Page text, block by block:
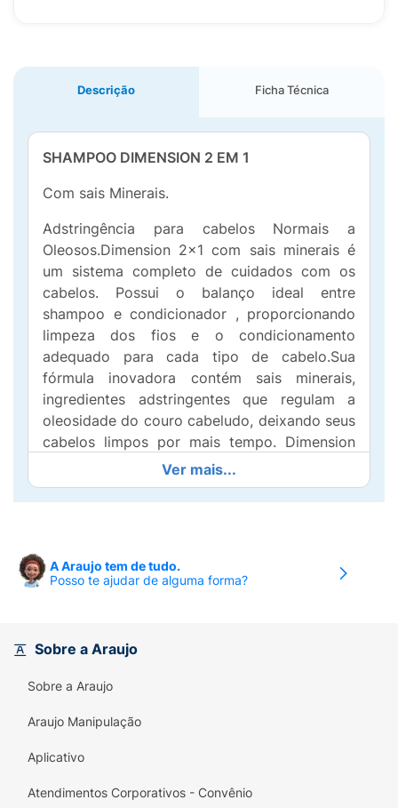
Descrição Ficha Técnica
SHAMPOO DIMENSION 2 EM 1
Com sais Minerais.
Adstringência para cabelos Normais a
Oleosos.Dimension 2x1 com sais minerais é
um sistema completo de cuidados com os
cabelos. Possui o balanço ideal entre
shampoo e condicionador , proporcionando
limpeza dos fios e o condicionamento
adequado para cada tipo de cabelo.Sua
fórmula inovadora contém sais minerais,
ingredientes adstringentes que regulam a
oleosidade do couro cabeludo, deixando seus
cabelos limpos por mais tempo. Dimension
2x1 com sais minerais trata seus cabelos,
deixando-os saudáveis macios e fáceis de
pentear. Dispensa o uso de outros produtos
Ver mais...
A Araujo tem de tudo.
Posso te ajudar de alguma forma?
Sobre a Araujo
Sobre a Araujo
Araujo Manipulação
Aplicativo
Atendimentos Corporativos - Convênio